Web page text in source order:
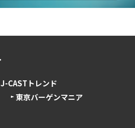
J-CASTトレンド
東京バーゲンマニア